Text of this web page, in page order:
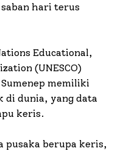
hari terus
Educational,
(UNESCO)
memiliki
di dunia, yang data
keris.
pusaka berupa keris,